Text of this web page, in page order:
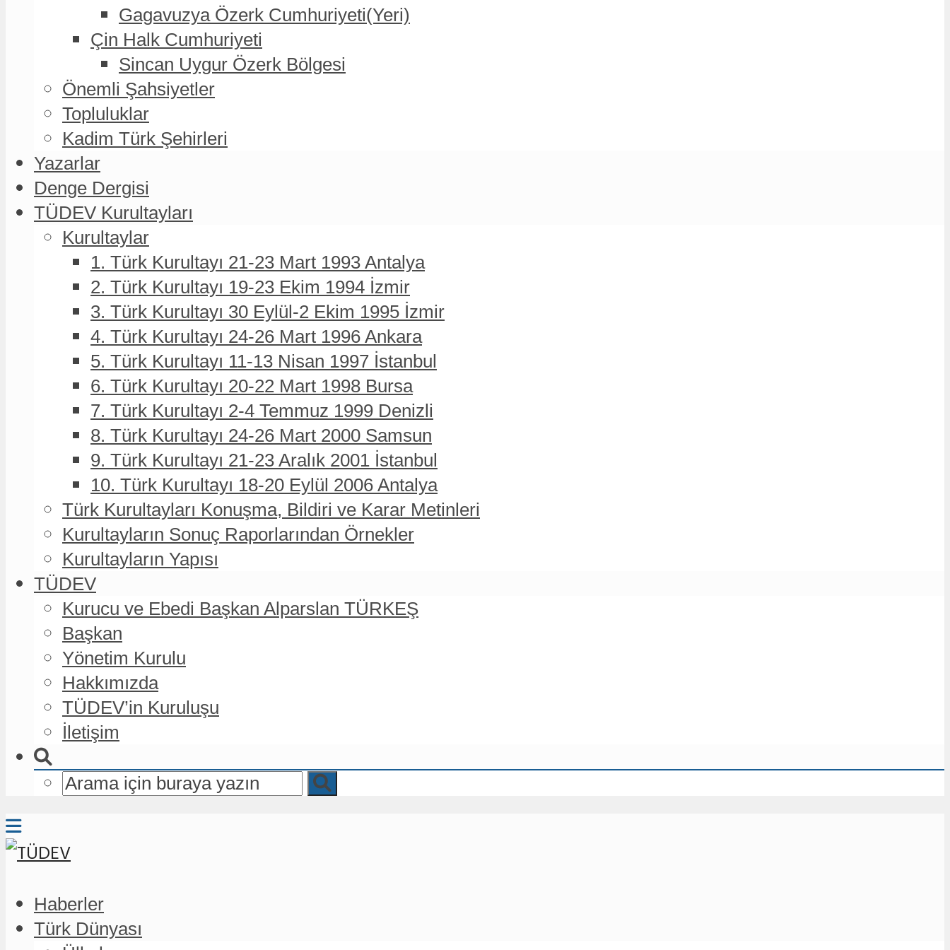
Gagavuzya Özerk Cumhuriyeti(Yeri)
Çin Halk Cumhuriyeti
Sincan Uygur Özerk Bölgesi
Önemli Şahsiyetler
Topluluklar
Kadim Türk Şehirleri
Yazarlar
Denge Dergisi
TÜDEV Kurultayları
Kurultaylar
1. Türk Kurultayı 21-23 Mart 1993 Antalya
2. Türk Kurultayı 19-23 Ekim 1994 İzmir
3. Türk Kurultayı 30 Eylül-2 Ekim 1995 İzmir
4. Türk Kurultayı 24-26 Mart 1996 Ankara
5. Türk Kurultayı 11-13 Nisan 1997 İstanbul
6. Türk Kurultayı 20-22 Mart 1998 Bursa
7. Türk Kurultayı 2-4 Temmuz 1999 Denizli
8. Türk Kurultayı 24-26 Mart 2000 Samsun
9. Türk Kurultayı 21-23 Aralık 2001 İstanbul
10. Türk Kurultayı 18-20 Eylül 2006 Antalya
Türk Kurultayları Konuşma, Bildiri ve Karar Metinleri
Kurultayların Sonuç Raporlarından Örnekler
Kurultayların Yapısı
TÜDEV
Kurucu ve Ebedi Başkan Alparslan TÜRKEŞ
Başkan
Yönetim Kurulu
Hakkımızda
TÜDEV’in Kuruluşu
İletişim
Haberler
Türk Dünyası